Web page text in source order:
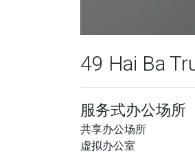
49 Hai Ba
服务式办公场所
共享办公场所
虚拟办公室